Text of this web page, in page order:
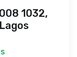
1032,